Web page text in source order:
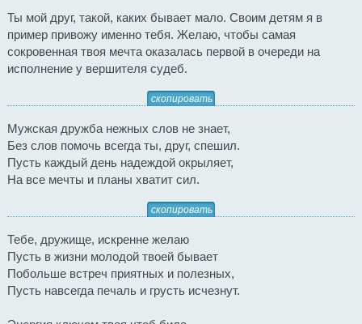
Ты мой друг, такой, каких бывает мало. Своим детям я в
пример привожу именно тебя. Желаю, чтобы самая
сокровенная твоя мечта оказалась первой в очереди на
исполнение у вершителя судеб.
скопировать
Мужская дружба нежных слов не знает,
Без слов помочь всегда ты, друг, спешил.
Пусть каждый день надеждой окрыляет,
На все мечты и планы хватит сил.
скопировать
Тебе, дружище, искренне желаю
Пусть в жизни молодой твоей бывает
Побольше встреч приятных и полезных,
Пусть навсегда печаль и грусть исчезнут.